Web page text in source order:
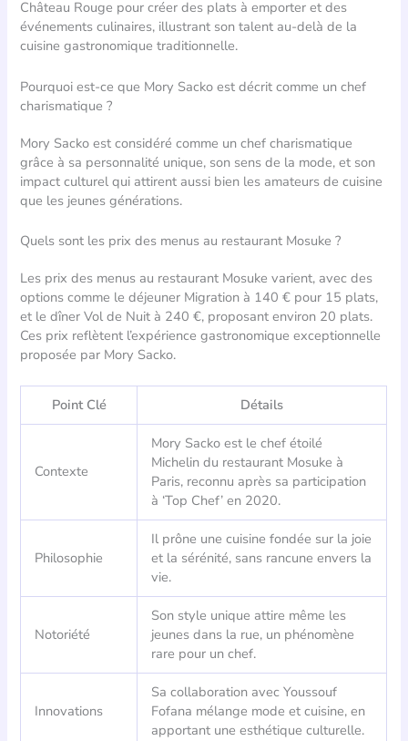
Château Rouge pour créer des plats à emporter et des
événements culinaires, illustrant son talent au-delà de la
cuisine gastronomique traditionnelle.
Pourquoi est-ce que Mory Sacko est décrit comme un chef
charismatique ?
Mory Sacko est considéré comme un chef charismatique
grâce à sa personnalité unique, son sens de la mode, et son
impact culturel qui attirent aussi bien les amateurs de cuisine
que les jeunes générations.
Quels sont les prix des menus au restaurant Mosuke ?
Les prix des menus au restaurant Mosuke varient, avec des
options comme le déjeuner Migration à 140 € pour 15 plats,
et le dîner Vol de Nuit à 240 €, proposant environ 20 plats.
Ces prix reflètent l’expérience gastronomique exceptionnelle
proposée par Mory Sacko.
Point Clé Détails
Contexte
Mory Sacko est le chef étoilé
Michelin du restaurant Mosuke à
Paris, reconnu après sa participation
à ‘Top Chef’ en 2020.
Philosophie
Il prône une cuisine fondée sur la joie
et la sérénité, sans rancune envers la
vie.
Notoriété
Son style unique attire même les
jeunes dans la rue, un phénomène
rare pour un chef.
Innovations
Sa collaboration avec Youssouf
Fofana mélange mode et cuisine, en
apportant une esthétique culturelle.